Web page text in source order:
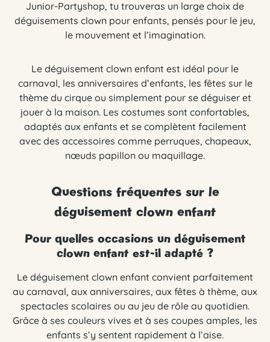
Junior-Partyshop, tu trouveras un large choix de
déguisements clown pour enfants, pensés pour le jeu,
le mouvement et l’imagination.
Le déguisement clown enfant est idéal pour le
carnaval, les anniversaires d’enfants, les fêtes sur le
thème du cirque ou simplement pour se déguiser et
jouer à la maison. Les costumes sont confortables,
adaptés aux enfants et se complètent facilement
avec des accessoires comme perruques, chapeaux,
nœuds papillon ou maquillage.
Questions fréquentes sur le
déguisement clown enfant
Pour quelles occasions un déguisement
clown enfant est-il adapté ?
Le déguisement clown enfant convient parfaitement
au carnaval, aux anniversaires, aux fêtes à thème, aux
spectacles scolaires ou au jeu de rôle au quotidien.
Grâce à ses couleurs vives et à ses coupes amples, les
enfants s’y sentent rapidement à l’aise.